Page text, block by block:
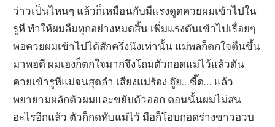
ว่าวเป็นไหนๆ แล้วก็เหมือนกับมีแรงดูดควยผมเข้าไปใน
รูหี ทำให้ผมลืมทุกอย่างหมดสิ้น เพิ่มแรงดันเข้าไปเรื่อยๆ
พอควยผมเข้าไปได้สักครึ่งนึงเท่านั้น แม่พลก็ตกใจตื่นขึ้น
มาพอดี ผมเองก็ตกใจมากจึงโถมตัวกอดแม่ไว้แล้วดัน
ควยเข้ารูหีแม่จนสุดลำ เสียงแม่ร้อง อู๊ย…ซี๊ด… แล้ว
พยายามผลักตัวผมและขยับตัวออก ตอนนั้นผมไม่สน
อะไรอีกแล้ว ตัวก็กดทับแม่ไว้ มือก็โอบกอดร่างขาวอวบ